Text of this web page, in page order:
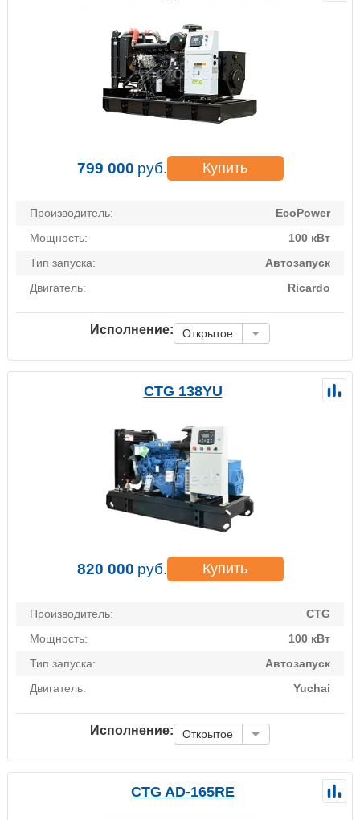
799 000 руб. Купить
Производитель:
EcoPower
Мощность:
100 кВт
Тип запуска:
Автозапуск
Двигатель:
Ricardo
Исполнение: Открытое
CTG 138YU
820 000 руб. Купить
Производитель:
CTG
Мощность:
100 кВт
Тип запуска:
Автозапуск
Двигатель:
Yuchai
Исполнение: Открытое
CTG AD-165RE